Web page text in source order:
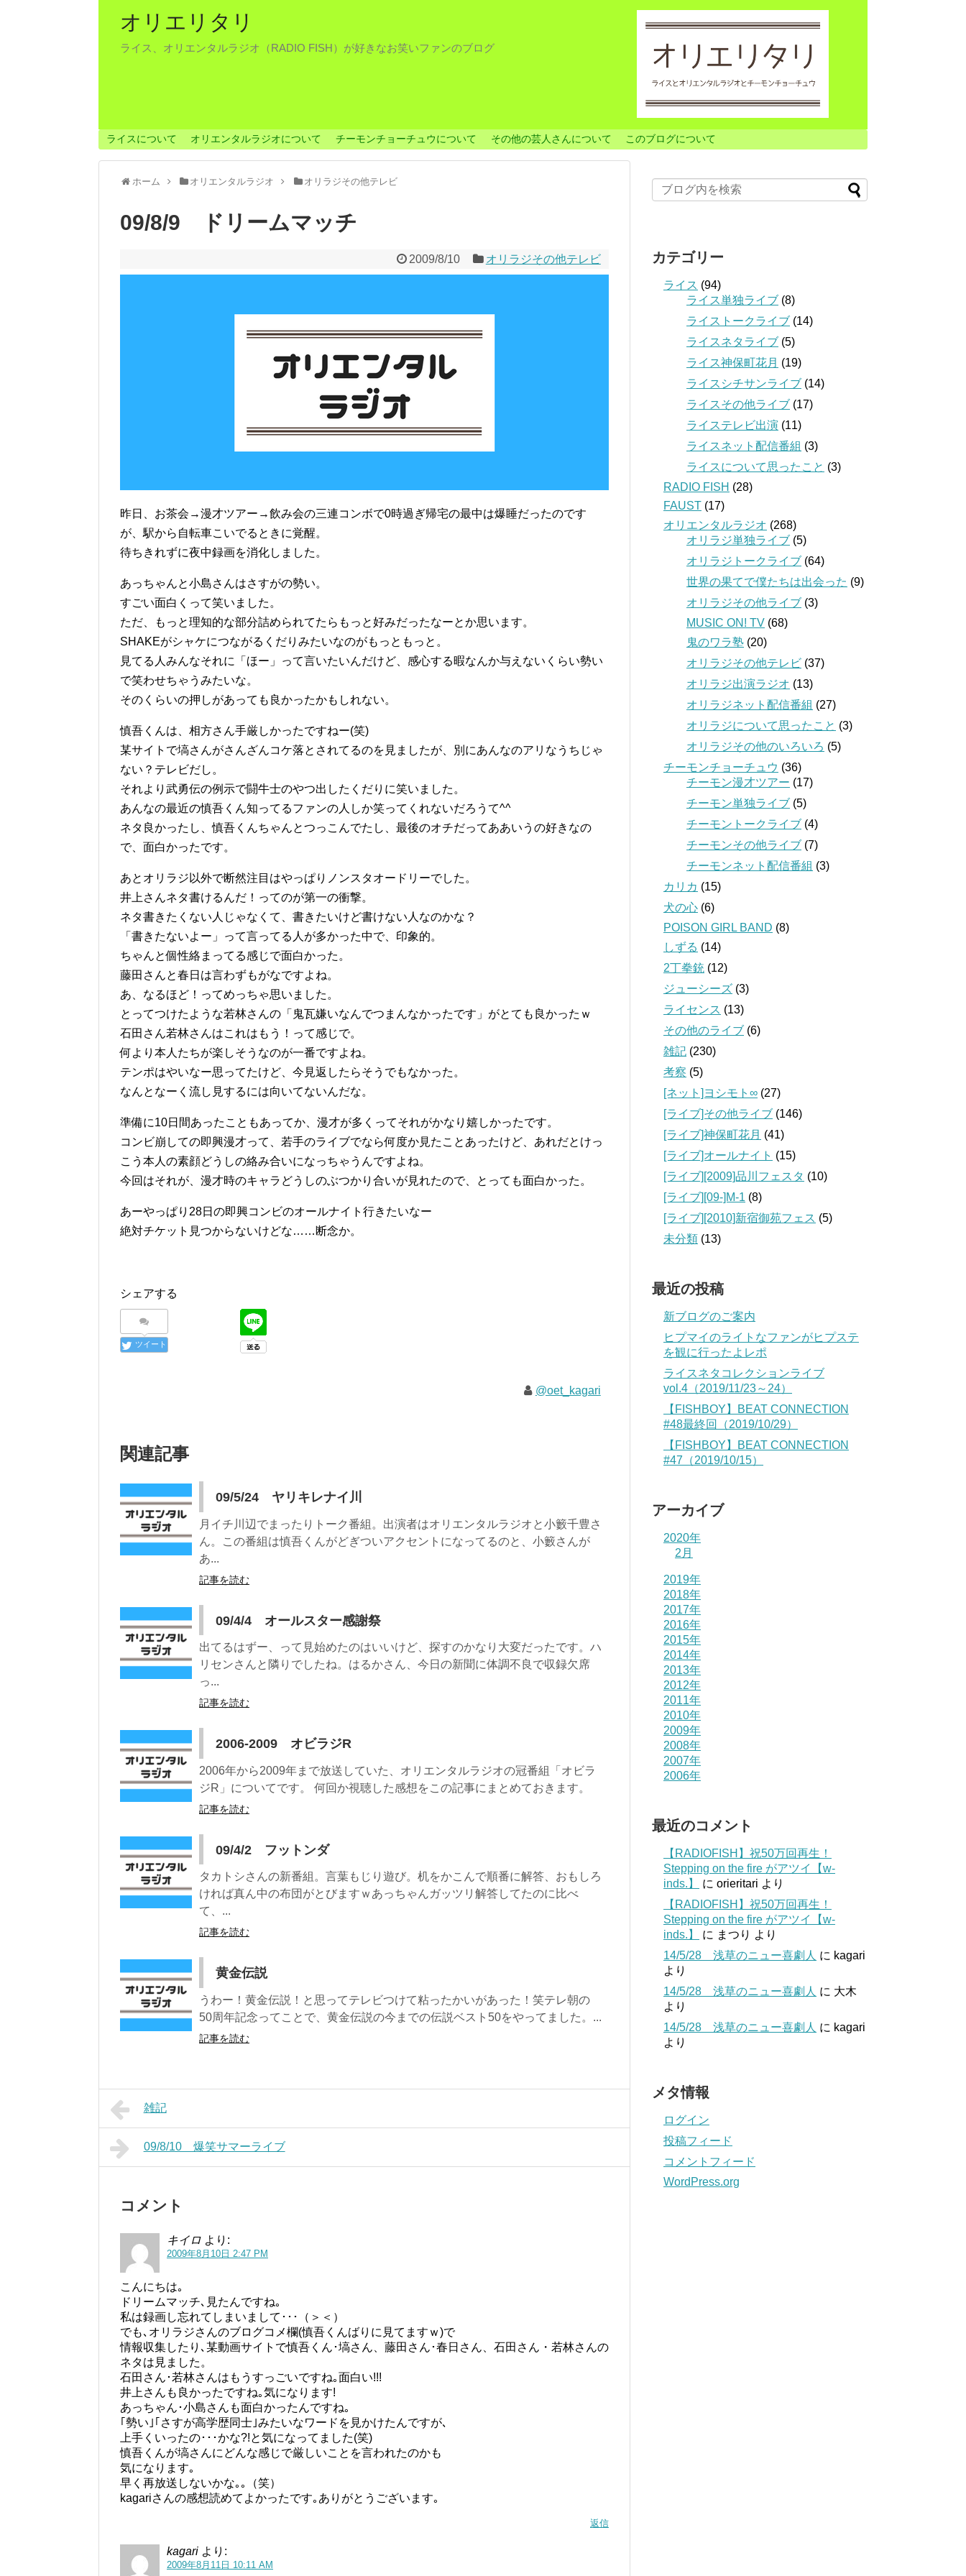
オリエリタリ
ライス、オリエンタルラジオ（RADIO FISH）が好きなお笑いファンのブログ
ライスについて オリエンタルラジオについて チーモンチョーチュウについて その他の芸人さんについて このブログについて
ホーム オリエンタルラジオ オリラジその他テレビ
09/8/9 ドリームマッチ
2009/8/10 オリラジその他テレビ
昨日、お茶会→漫才ツアー→飲み会の三連コンボで0時過ぎ帰宅の最中は爆睡だったのです
が、駅から自転車こいでるときに覚醒。
待ちきれずに夜中録画を消化しました。
あっちゃんと小島さんはさすがの勢い。
すごい面白くって笑いました。
ただ、もっと理知的な部分詰められてたらもっと好みだったなーとか思います。
SHAKEがシャケにつながるくだりみたいなのがもっともっと。
見てる人みんなそれに「ほー」って言いたいんだけど、感心する暇なんか与えないくらい勢い
で笑わせちゃうみたいな。
そのくらいの押しがあっても良かったかもしれない。
慎吾くんは、相方さん手厳しかったですねー(笑)
某サイトで塙さんがさんざんコケ落とされてるのを見ましたが、別にあんなのアリなうちじゃ
ない？テレビだし。
それより武勇伝の例示で闘牛士のやつ出したくだりに笑いました。
あんなの最近の慎吾くん知ってるファンの人しか笑ってくれないだろうて^^
ネタ良かったし、慎吾くんちゃんとつっこんでたし、最後のオチだってああいうの好きなの
で、面白かったです。
あとオリラジ以外で断然注目はやっぱりノンスタオードリーでした。
井上さんネタ書けるんだ！ってのが第一の衝撃。
ネタ書きたくない人じゃなくて、書きたいけど書けない人なのかな？
「書きたないよー」って言ってる人が多かった中で、印象的。
ちゃんと個性絡まってる感じで面白かった。
藤田さんと春日は言わずもがなですよね。
あ、なるほど！ってめっちゃ思いました。
とってつけたような若林さんの「鬼瓦嫌いなんでつまんなかったです」がとても良かったｗ
石田さん若林さんはこれはもう！って感じで。
何より本人たちが楽しそうなのが一番ですよね。
テンポはやいなー思ってたけど、今見返したらそうでもなかった。
なんとなーく流し見するには向いてないんだな。
準備に10日間あったこともあってか、漫才が多くってそれがかなり嬉しかったです。
コンビ崩しての即興漫才って、若手のライブでなら何度か見たことあったけど、あれだとけっ
こう本人の素顔どうしの絡み合いになっちゃうんですよね。
今回はそれが、漫才時のキャラどうしのぶつかり合いが見れたので、とっても面白かった。
あーやっぱり28日の即興コンビのオールナイト行きたいなー
絶対チケット見つからないけどな……断念か。
シェアする
ツイート
@oet_kagari
関連記事
09/5/24 ヤリキレナイ川
月イチ川辺でまったりトーク番組。出演者はオリエンタルラジオと小籔千豊さ
ん。この番組は慎吾くんがどぎついアクセントになってるのと、小籔さんが
あ...
記事を読む
09/4/4 オールスター感謝祭
出てるはずー、って見始めたのはいいけど、探すのかなり大変だったです。ハ
リセンさんと隣りでしたね。はるかさん、今日の新聞に体調不良で収録欠席
っ...
記事を読む
2006-2009 オビラジR
2006年から2009年まで放送していた、オリエンタルラジオの冠番組「オビラ
ジR」についてです。 何回か視聴した感想をこの記事にまとめておきます。
記事を読む
09/4/2 フットンダ
タカトシさんの新番組。言葉もじり遊び。机をかこんで順番に解答、おもしろ
ければ真ん中の布団がとびますｗあっちゃんガッツリ解答してたのに比べ
て、...
記事を読む
黄金伝説
うわー！黄金伝説！と思ってテレビつけて粘ったかいがあった！笑テレ朝の
50周年記念ってことで、黄金伝説の今までの伝説ベスト50をやってました。...
記事を読む
雑記
09/8/10 爆笑サマーライブ
コメント
キイロ より:
2009年8月10日 2:47 PM
こんにちは｡
ドリームマッチ､見たんですね｡
私は録画し忘れてしまいまして･･･（＞＜）
でも､オリラジさんのブログコメ欄(慎吾くんばりに見てますｗ)で
情報収集したり､某動画サイトで慎吾くん･塙さん、藤田さん･春日さん、石田さん・若林さんの
ネタは見ました。
石田さん･若林さんはもうすっごいですね｡面白い!!!
井上さんも良かったですね｡気になります!
あっちゃん･小島さんも面白かったんですね｡
｢勢い｣｢さすが高学歴同士｣みたいなワードを見かけたんですが､
上手くいったの･･･かな?!と気になってました(笑)
慎吾くんが塙さんにどんな感じで厳しいことを言われたのかも
気になります｡
早く再放送しないかな｡｡（笑）
kagariさんの感想読めてよかったです｡ありがとうございます｡
返信
kagari より:
2009年8月11日 10:11 AM
カテゴリー
ライス (94)
ライス単独ライブ (8)
ライストークライブ (14)
ライスネタライブ (5)
ライス神保町花月 (19)
ライスシチサンライブ (14)
ライスその他ライブ (17)
ライステレビ出演 (11)
ライスネット配信番組 (3)
ライスについて思ったこと (3)
RADIO FISH (28)
FAUST (17)
オリエンタルラジオ (268)
オリラジ単独ライブ (5)
オリラジトークライブ (64)
世界の果てで僕たちは出会った (9)
オリラジその他ライブ (3)
MUSIC ON! TV (68)
鬼のワラ塾 (20)
オリラジその他テレビ (37)
オリラジ出演ラジオ (13)
オリラジネット配信番組 (27)
オリラジについて思ったこと (3)
オリラジその他のいろいろ (5)
チーモンチョーチュウ (36)
チーモン漫才ツアー (17)
チーモン単独ライブ (5)
チーモントークライブ (4)
チーモンその他ライブ (7)
チーモンネット配信番組 (3)
カリカ (15)
犬の心 (6)
POISON GIRL BAND (8)
しずる (14)
2丁拳銃 (12)
ジューシーズ (3)
ライセンス (13)
その他のライブ (6)
雑記 (230)
考察 (5)
[ネット]ヨシモト∞ (27)
[ライブ]その他ライブ (146)
[ライブ]神保町花月 (41)
[ライブ]オールナイト (15)
[ライブ][2009]品川フェスタ (10)
[ライブ][09‐]M-1 (8)
[ライブ][2010]新宿御苑フェス (5)
未分類 (13)
最近の投稿
新ブログのご案内
ヒプマイのライトなファンがヒプステ
を観に行ったよレポ
ライスネタコレクションライブ
vol.4（2019/11/23～24）
【FISHBOY】BEAT CONNECTION
#48最終回（2019/10/29）
【FISHBOY】BEAT CONNECTION
#47（2019/10/15）
アーカイブ
2020年
2月
2019年
2018年
2017年
2016年
2015年
2014年
2013年
2012年
2011年
2010年
2009年
2008年
2007年
2006年
最近のコメント
【RADIOFISH】祝50万回再生！
Stepping on the fire がアツイ【w-
inds.】
に orieritari より
【RADIOFISH】祝50万回再生！
Stepping on the fire がアツイ【w-
inds.】
に まつり より
14/5/28 浅草のニュー喜劇人 に kagari
より
14/5/28 浅草のニュー喜劇人 に 大木
より
14/5/28 浅草のニュー喜劇人 に kagari
より
メタ情報
ログイン
投稿フィード
コメントフィード
WordPress.org